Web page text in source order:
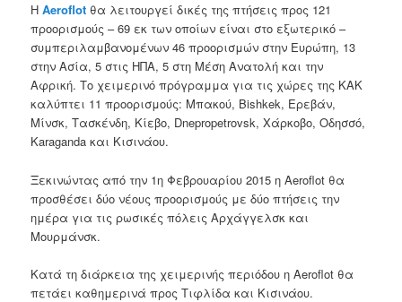
ΗAeroflot θα λειτουργεί δικές της πτήσεις προς 121
προορισμούς – 69 εκ των οποίων είναι στο εξωτερικό –
συμπεριλαμβανομένων 46 προορισμών στην Ευρώπη, 13
στην Ασία,5 στις ΗΠΑ,5 στη Μέση Ανατολή και την
Αφρική.Το χειμερινό πρόγραμμα για τις χώρες της ΚΑΚ
καλύπτει 11 προορισμούς: Μπακού, Bishkek, Ερεβάν,
Μίνσκ,Τασκένδη, Κίεβο, Dnepropetrovsk,Χάρκοβο,Οδησσό,
Karaganda και Κισινάου.
Ξεκινώντας από την 1η Φεβρουαρίου 2015 η Aeroflot θα
προσθέσει δύο νέους προορισμούς μεδύο πτήσεις την
ημέρα για τις ρωσικές πόλεις Αρχάγγελσκ και
Μουρμάνσκ.
Κατά τη διάρκεια της χειμερινής περιόδου ηAeroflot θα
πετάεικαθημερινά προςΤιφλίδα και Κισινάου.